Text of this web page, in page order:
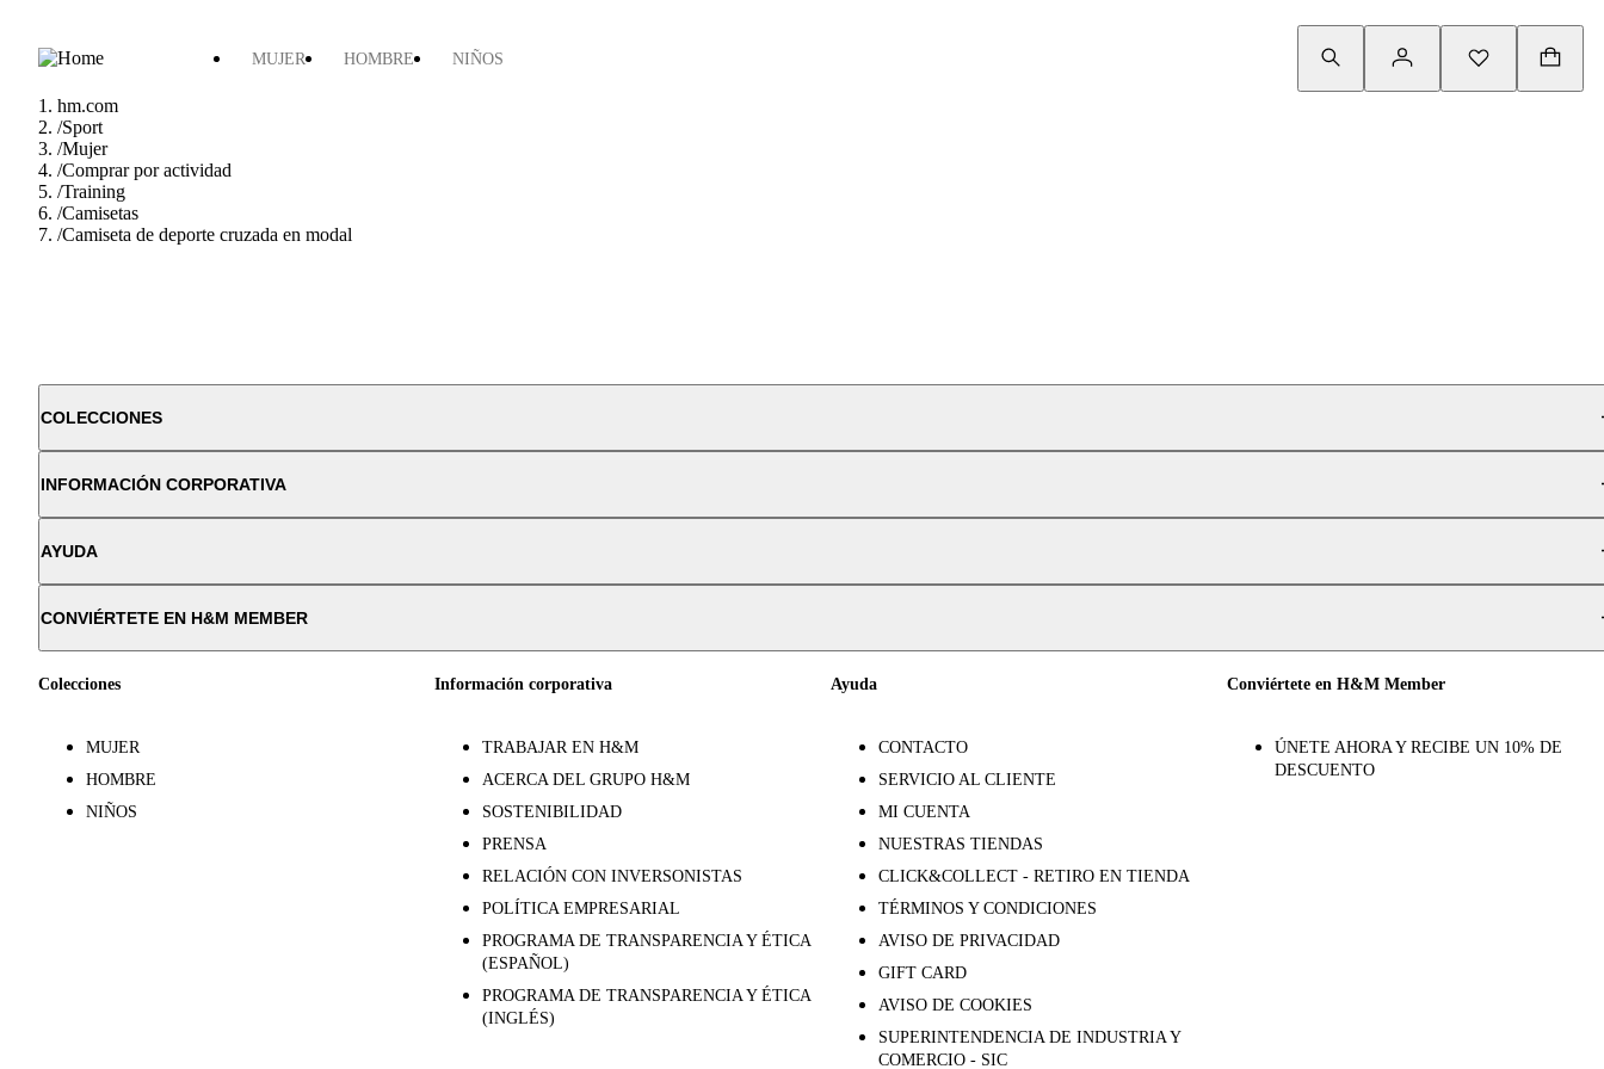
MUJER HOMBRE NIÑOS
hm.com
/Sport
/Mujer
/Comprar por actividad
/Training
/Camisetas
/Camiseta de deporte cruzada en modal
COLECCIONES
INFORMACIÓN CORPORATIVA
AYUDA
CONVIÉRTETE EN H&M MEMBER
Colecciones
MUJER
HOMBRE
NIÑOS
Información corporativa
TRABAJAR EN H&M
ACERCA DEL GRUPO H&M
SOSTENIBILIDAD
PRENSA
RELACIÓN CON INVERSONISTAS
POLÍTICA EMPRESARIAL
PROGRAMA DE TRANSPARENCIA Y ÉTICA
(ESPAÑOL)
PROGRAMA DE TRANSPARENCIA Y ÉTICA
(INGLÉS)
Ayuda
CONTACTO
SERVICIO AL CLIENTE
MI CUENTA
NUESTRAS TIENDAS
CLICK&COLLECT - RETIRO EN TIENDA
TÉRMINOS Y CONDICIONES
AVISO DE PRIVACIDAD
GIFT CARD
AVISO DE COOKIES
SUPERINTENDENCIA DE INDUSTRIA Y
COMERCIO - SIC
Conviértete en H&M Member
ÚNETE AHORA Y RECIBE UN 10% DE
DESCUENTO